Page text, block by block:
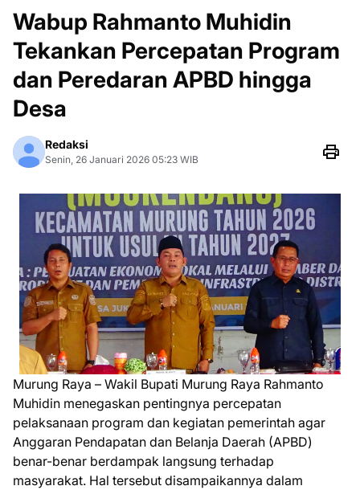
Wabup Rahmanto Muhidin
Tekankan Percepatan Program
dan Peredaran APBD hingga
Desa
Redaksi
Senin, 26 Januari 2026 05:23 WIB
Murung Raya – Wakil Bupati Murung Raya Rahmanto
Muhidin menegaskan pentingnya percepatan
pelaksanaan program dan kegiatan pemerintah agar
Anggaran Pendapatan dan Belanja Daerah (APBD)
benar-benar berdampak langsung terhadap
masyarakat. Hal tersebut disampaikannya dalam